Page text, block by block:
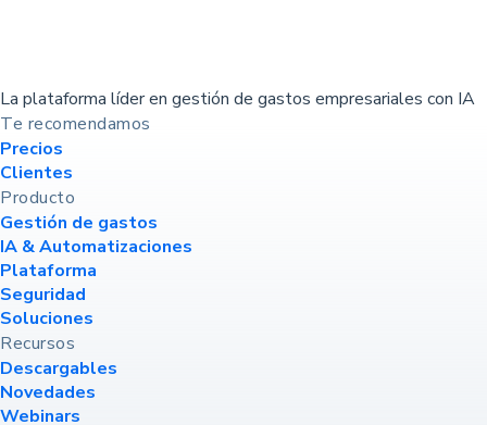
La plataforma líder en gestión de gastos empresariales con IA
Te recomendamos
Precios
Clientes
Producto
Gestión de gastos
IA & Automatizaciones
Plataforma
Seguridad
Soluciones
Recursos
Descargables
Novedades
Webinars